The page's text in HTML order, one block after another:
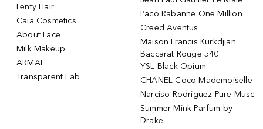
Fenty Hair
Caia Cosmetics
About Face
Milk Makeup
ARMAF
Transparent Lab
Paco Rabanne One Million
Creed Aventus
Maison Francis Kurkdjian
Baccarat Rouge 540
YSL Black Opium
CHANEL Coco Mademoiselle
Narciso Rodriguez Pure Musc
Summer Mink Parfum by
Drake